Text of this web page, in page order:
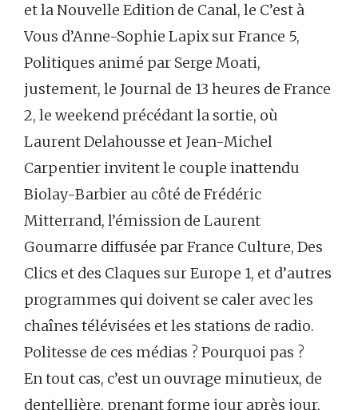
et la Nouvelle Edition de Canal, le C’est à
Vous d’Anne-Sophie Lapix sur France 5,
Politiques animé par Serge Moati,
justement, le Journal de 13 heures de France
2, le weekend précédant la sortie, où
Laurent Delahousse et Jean-Michel
Carpentier invitent le couple inattendu
Biolay-Barbier au côté de Frédéric
Mitterrand, l’émission de Laurent
Goumarre diffusée par France Culture, Des
Clics et des Claques sur Europe 1, et d’autres
programmes qui doivent se caler avec les
chaînes télévisées et les stations de radio.
Politesse de ces médias ? Pourquoi pas ?
En tout cas, c’est un ouvrage minutieux, de
dentellière, prenant forme jour après jour,